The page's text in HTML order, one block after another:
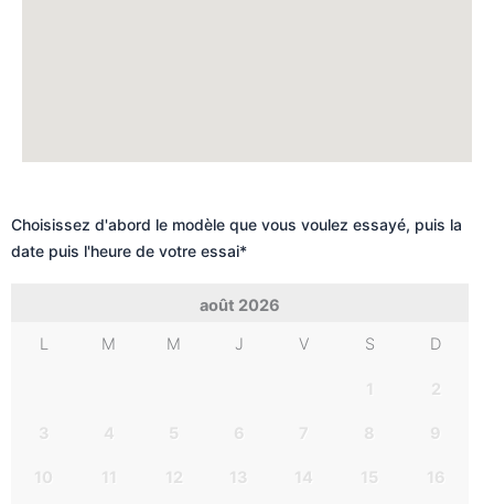
Choisissez d'abord le modèle que vous voulez essayé, puis la
date puis l'heure de votre essai*
août 2026
L
M M J V S D
1 2
3 4 5 6 7 8 9
10 11 12 13 14 15 16